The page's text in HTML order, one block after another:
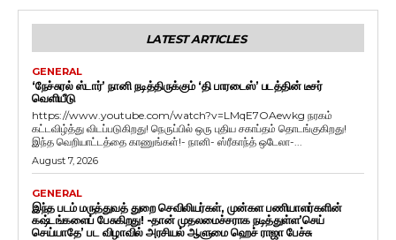
LATEST ARTICLES
GENERAL
‘நேச்சுரல் ஸ்டார்’ நானி நடித்திருக்கும் ‘தி பாரடைஸ்’ படத்தின் டீசர்
வெளியீடு
https://www.youtube.com/watch?v=LMqE7OAewkg நரகம்
கட்டவிழ்த்து விடப்படுகிறது! நெருப்பில் ஒரு புதிய சகாப்தம் தொடங்குகிறது!
இந்த வெறியாட்டத்தை காணுங்கள்!- நானி- ஸ்ரீகாந்த் ஒடேலா-...
August 7, 2026
GENERAL
இந்த படம் மருத்துவத் துறை செவிலியர்கள், முன்கள பணியாளர்களின்
கஷ்டங்களைப் பேசுகிறது! -தான் முதலமைச்சராக நடித்துள்ள’செய்
செய்யாதே’ பட விழாவில் அரசியல் ஆளுமை ஹெச் ராஜா பேச்சு